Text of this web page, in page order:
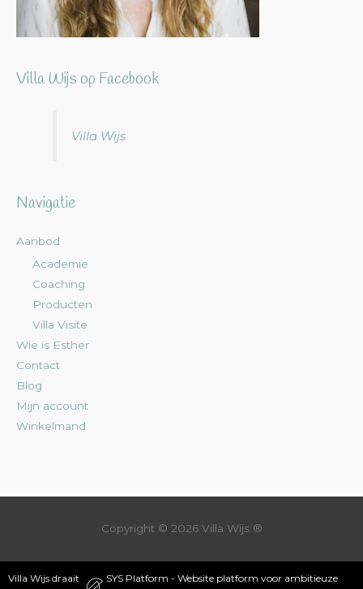
Villa Wijs op Facebook
Villa Wijs
Navigatie
Aanbod
Academie
Coaching
Producten
Villa Visite
Wie is Esther
Contact
Blog
Mijn account
Winkelmand
Copyright © 2026 Villa Wijs®
Villa Wijs draait SYS Platform - Website platform voor ambitieuze